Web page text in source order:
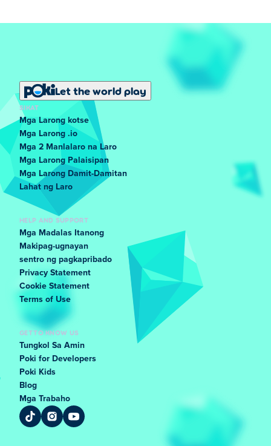
Let the world play
SIKAT
Mga Larong kotse
Mga Larong .io
Mga 2 Manlalaro na Laro
Mga Larong Palaisipan
Mga Larong Damit-Damitan
Lahat ng Laro
HELP AND SUPPORT
Mga Madalas Itanong
Makipag-ugnayan
sentro ng pagkapribado
Privacy Statement
Cookie Statement
Terms of Use
GET TO KNOW US
Tungkol Sa Amin
Poki for Developers
Poki Kids
Blog
Mga Trabaho